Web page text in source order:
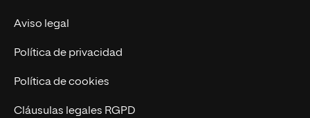
Actualidad
Contáctanos
Aviso legal
Política de privacidad
Política de cookies
Cláusulas legales RGPD